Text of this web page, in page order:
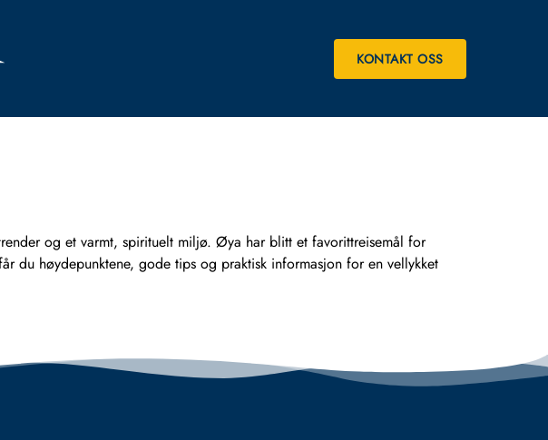
KONTAKT OSS
og et varmt, spirituelt miljø. Øya har blitt et favorittreisemål for
du høydepunktene, gode tips og praktisk informasjon for en vellykket